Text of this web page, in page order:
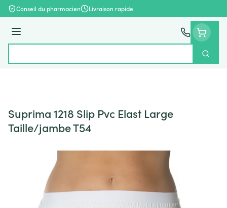
Aller au contenu
Conseil du pharmacien Livraison rapide
Menu
Suprima 1218 Slip Pvc Elast Large
Taille/jambe T54